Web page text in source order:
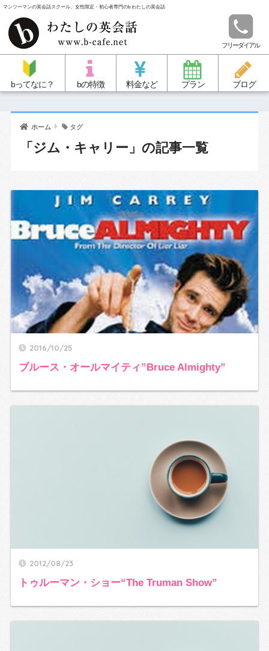
マンツーマンの英会話スクール、女性限定・初心者専門のb わたしの英会話
フリーダイアル
bってなに？ bの特徴 料金など プラン ブログ
ホーム タグ
「ジム・キャリー」の記事一覧
2016/10/25
ブルース・オールマイティ”Bruce Almighty”
2012/08/23
トゥルーマン・ショー“The Truman Show”